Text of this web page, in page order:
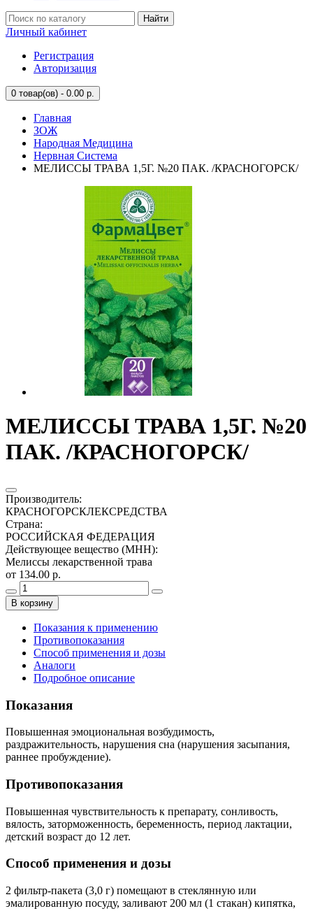
Найти
Личный кабинет
Регистрация
Авторизация
0 товар(ов) - 0.00 р.
Главная
ЗОЖ
Народная Медицина
Нервная Система
МЕЛИССЫ ТРАВА 1,5Г. №20 ПАК. /КРАСНОГОРСК/
МЕЛИССЫ ТРАВА 1,5Г. №20
ПАК. /КРАСНОГОРСК/
Производитель:
КРАСНОГОРСКЛЕКСРЕДСТВА
Страна:
РОССИЙСКАЯ ФЕДЕРАЦИЯ
Действующее вещество (МНН):
Мелиссы лекарственной трава
от 134.00 р.
В корзину
Показания к применению
Противопоказания
Способ применения и дозы
Аналоги
Подробное описание
Показания
Повышенная эмоциональная возбудимость,
раздражительность, нарушения сна (нарушения засыпания,
раннее пробуждение).
Противопоказания
Повышенная чувствительность к препарату, сонливость,
вялость, заторможенность, беременность, период лактации,
детский возраст до 12 лет.
Способ применения и дозы
2 фильтр-пакета (3,0 г) помещают в стеклянную или
эмалированную посуду, заливают 200 мл (1 стакан) кипятка,